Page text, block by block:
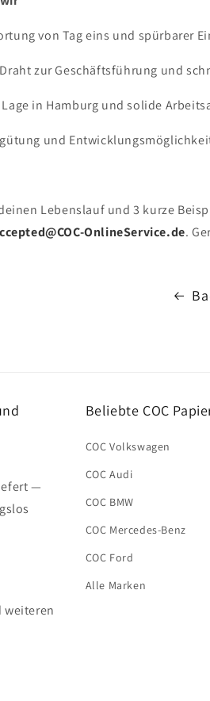
von Tag eins und spürbarer
zur Geschäftsführung und
in Hamburg und solide
und
Lebenslauf und 3 kurze
OnlineService.de.
—
weiteren
Beliebte COC
COC Volkswagen
COC Audi
COC BMW
COC Mercedes-Benz
COC Ford
Alle Marken